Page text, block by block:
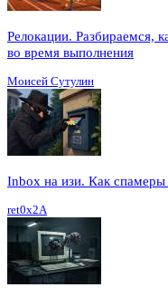
Релокации. Разбираемся,
во время выполнения
Моисей Сутулин
Inbox на изи. Как
ret0x2A